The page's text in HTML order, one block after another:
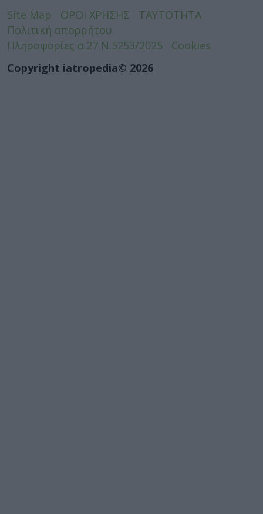
Site Map ΟΡΟΙ ΧΡΗΣΗΣ
ΤΑΥΤΟΤΗΤΑ
Πολιτική απορρήτου
Πληροφορίες α.27 Ν.5253/2025
Cookies
Copyright iatropedia© 2026